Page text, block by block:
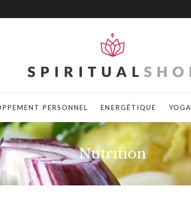
PERSONNEL ENERGÉTIQUE YOGA
Nutrition